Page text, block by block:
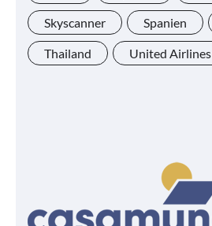
Skyscanner Spanien
Thailand United Airlines